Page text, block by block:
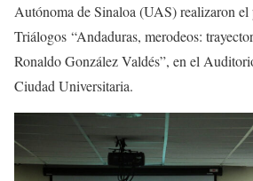
Autónoma de Sinaloa (UAS) realizaron el
Triálogos “Andaduras, merodeos:
Ronaldo González Valdés”, en el
Ciudad Universitaria.